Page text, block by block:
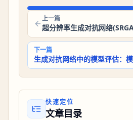
上一篇
下一篇
生成对抗网络中的模型评估：
快速定位
文章目录